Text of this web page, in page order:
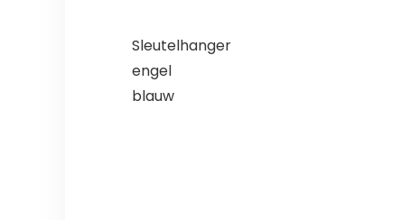
Sleutelhanger
engel
blauw